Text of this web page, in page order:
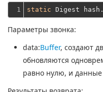
1 static
Параметры звонка:
data:Buffer, создают
обновляются
равно нулю, и